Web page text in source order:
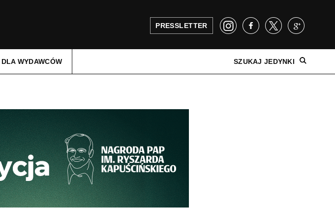
PRESSLETTER
DLA WYDAWCÓW SZUKAJ JEDYNKI